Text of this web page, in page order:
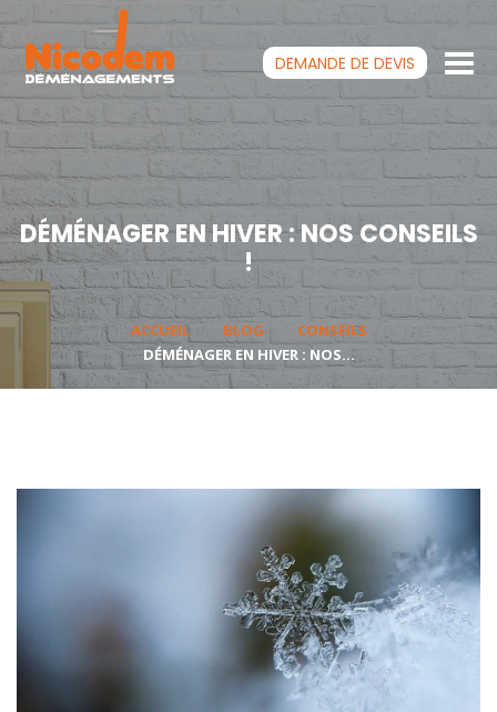
DEMANDE DE DEVIS
DÉMÉNAGER EN HIVER : NOS CONSEILS
!
ACCUEIL BLOG
CONSEILS
DÉMÉNAGER EN HIVER : NOS...